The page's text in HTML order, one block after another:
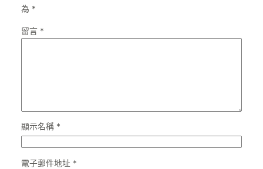
為 *
留言 *
顯示名稱 *
電子郵件地址 *